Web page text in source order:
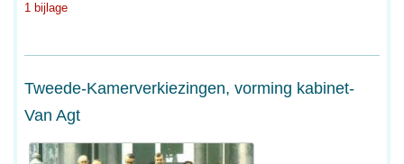
1 bijlage
Tweede-Kamerverkiezingen, vorming kabinet-
Van Agt